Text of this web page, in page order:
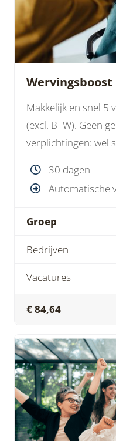
Wervingsboost
Makkelijk en snel 5
(excl. BTW). Geen
verplichtingen: wel
30 dagen
Automatische
Groep
Bedrijven
Vacatures
€ 84,64